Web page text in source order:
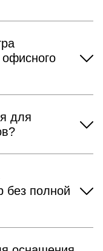
офисного
для
без полной